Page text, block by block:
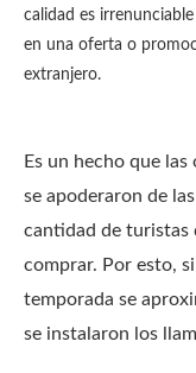
calidad es
en una oferta o
extranjero.
Es un hecho que
se apoderaron de
cantidad de turistas
comprar. Por esto,
temporada se
se instalaron los